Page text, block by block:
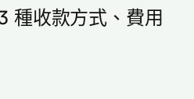
種收款方式、費用